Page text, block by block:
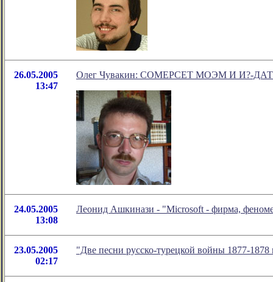
26.05.2005
13:47
Олег Чувакин: СОМЕРСЕТ МОЭМ И И?-
24.05.2005
13:08
Леонид Ашкинази - "Microsoft - фирма,
23.05.2005
02:17
"Две песни русско-турецкой войны 1877-